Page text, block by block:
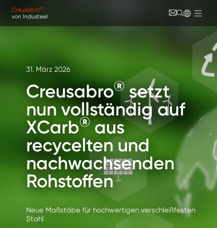
Creusabro®
von Industeel
31. März 2026
Creusabro®setzt
nun vollständig auf
XCarb®aus
recycelten und
nachwachsenden
Rohstoffen
Neue Maßstäbe für hochwertigen verschleißfesten
Stahl